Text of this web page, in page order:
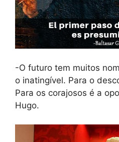
-O futuro tem muitos
o inatingível. Para o
Para os corajosos é a
Hugo.